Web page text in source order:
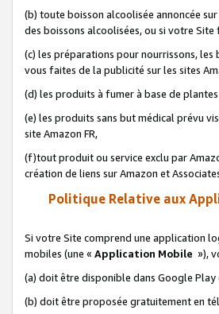
(b) toute boisson alcoolisée annoncée
des boissons alcoolisées, ou si votre
(c) les préparations pour nourrissons,
vous faites de la publicité sur les sites
(d) les produits à fumer à base de
(e) les produits sans but médical prévu
site Amazon FR,
(f)tout produit ou service exclu par
création de liens sur Amazon et
Politique Relative aux
Si votre Site comprend une application
mobiles (une « Application Mobile »),
(a) doit être disponible dans Google
(b) doit être proposée gratuitement en